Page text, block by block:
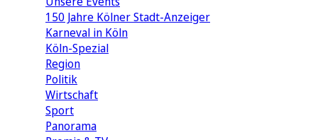
150 Jahre Kölner Stadt-Anzeiger
Karneval in Köln
Köln-Spezial
Region
Politik
Wirtschaft
Sport
Panorama